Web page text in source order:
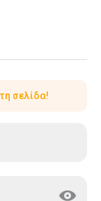
σελίδα!